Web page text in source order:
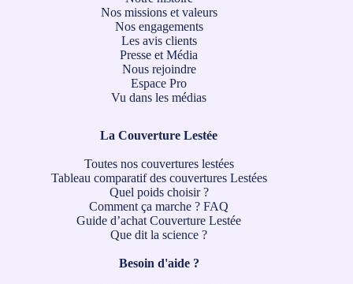
Nos missions et valeurs
Nos engagements
Les avis clients
Presse et Média
Nous rejoindre
Espace Pro
Vu dans les médias
La Couverture Lestée
Toutes nos couvertures lestées
Tableau comparatif des couvertures Lestées
Quel poids choisir ?
Comment ça marche ? FAQ
Guide d’achat Couverture Lestée
Que dit la science ?
Besoin d'aide ?